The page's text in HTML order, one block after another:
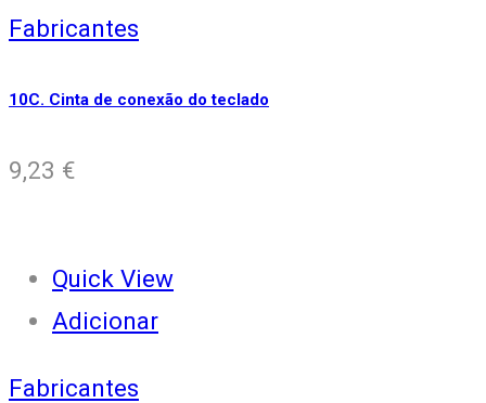
Fabricantes
10C. Cinta de conexão do teclado
9,23 €
Quick View
Adicionar
Fabricantes